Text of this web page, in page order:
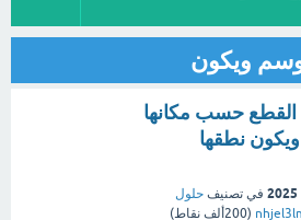
ويكون
حسب مكانها
نطقها
في تصنيف حلول
(200ألف نقاط)